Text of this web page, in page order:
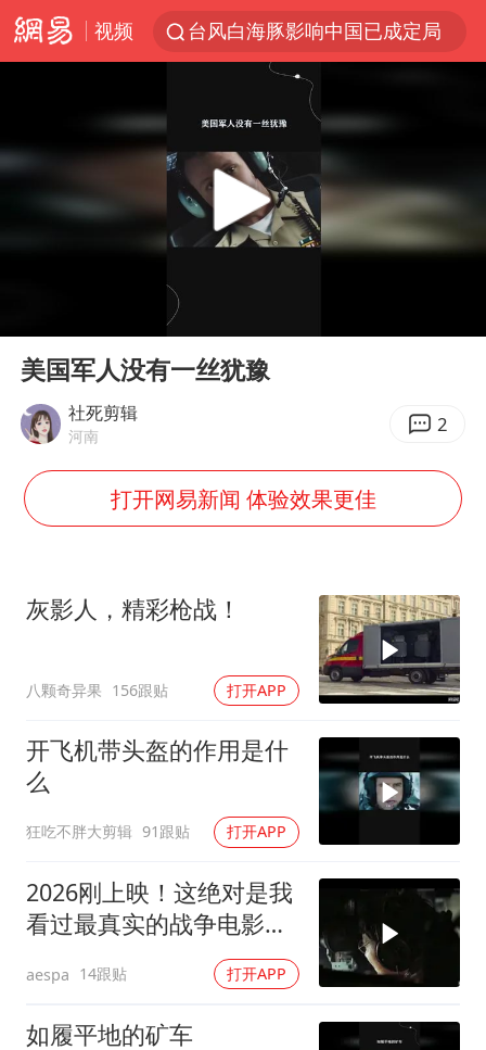
视频
台风白海豚影响中国已成定局
昆明石林火把节
我国编制完成新版全月地质图
台风白海豚即将进入48小时警戒线
感觉全东北都在等7号
关之琳否认与27岁模特的恋情
多地要求领导干部带头休假
对话重庆地铁吐血女孩
中方回应日本广岛核爆81周年
奋进开新局 实干挑大梁
Play
美国军人没有一丝犹豫
社死剪辑
河南 2
打开网易新闻 体验效果更佳
灰影人，精彩枪战！
八颗奇异果 156跟贴 打开APP
开飞机带头盔的作用是什
么
狂吃不胖大剪辑 91跟贴 打开APP
2026刚上映！这绝对是我
看过最真实的战争电影，
aespa 14跟贴 打开APP
如履平地的矿车